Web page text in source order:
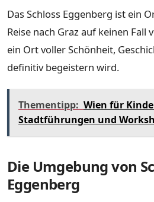
Das Schloss Eggenberg ist ein
Reise nach Graz auf keinen Fall
ein Ort voller Schönheit,
definitiv begeistern wird.
Thementipp: Wien für
Stadtführungen und
Die Umgebung von
Eggenberg